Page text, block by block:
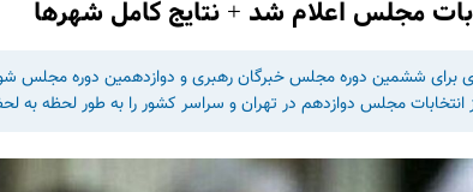
مجلس اعلام شد + نتایج کامل شهرها
برای ششمین دوره مجلس خبرگان رهبری و دوازدهمین دوره مجلس
انتخابات مجلس دوازدهم در تهران و سراسر کشور را به طور لحظه به